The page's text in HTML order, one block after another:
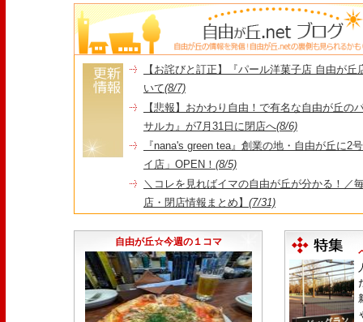
【お詫びと訂正】『パール洋菓子店 自由が
いて(8/7)
【悲報】おかわり自由！で有名な自由が丘の
サルカ』が7月31日に閉店へ(8/6)
『nana's green tea』創業の地・自由が丘に2
イ店」OPEN！ (8/5)
＼コレを見ればイマの自由が丘が分かる！／
店・閉店情報まとめ】 (7/31)
永久パス配布も！
自由が丘☆今週の１コマ